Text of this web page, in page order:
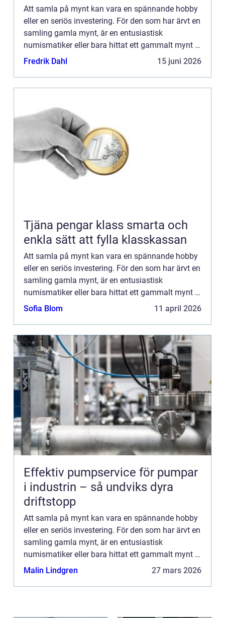
Att samla på mynt kan vara en spännande hobby
eller en seriös investering. För den som har ärvt en
samling gamla mynt, är en entusiastisk
numismatiker eller bara hittat ett gammalt mynt i
byrålådan, uppst&ar...
Fredrik Dahl 15 juni 2026
Tjäna pengar klass smarta och
enkla sätt att fylla klasskassan
Att samla på mynt kan vara en spännande hobby
eller en seriös investering. För den som har ärvt en
samling gamla mynt, är en entusiastisk
numismatiker eller bara hittat ett gammalt mynt i
byrålådan, uppst&ar...
Sofia Blom 11 april 2026
Effektiv pumpservice för pumpar
i industrin – så undviks dyra
driftstopp
Att samla på mynt kan vara en spännande hobby
eller en seriös investering. För den som har ärvt en
samling gamla mynt, är en entusiastisk
numismatiker eller bara hittat ett gammalt mynt i
byrålådan, uppst&ar...
Malin Lindgren 27 mars 2026